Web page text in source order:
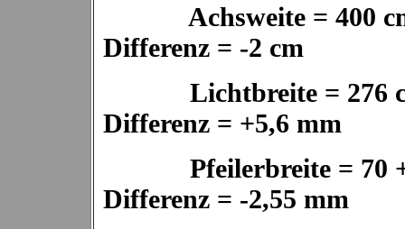
Differenz = -2 cm
Differenz = +5,6 mm
Pfeilerbreite = 70
Differenz = -2,55 mm